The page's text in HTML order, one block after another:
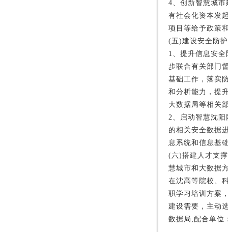
4、创新智慧城
有社会化资本发
项目等给予政策
(五)建设安全防
1、提升信息安
步联合有关部门
基础工作，落实
和分析能力，提
大数据局等相关
2、启动智慧沈
的相关安全数据
息系统和信息基
(六)搭建人才支
慧城市和大数据
在沈高等院校、
职学习培训方案
建设需要，主动
数据局;配合单位